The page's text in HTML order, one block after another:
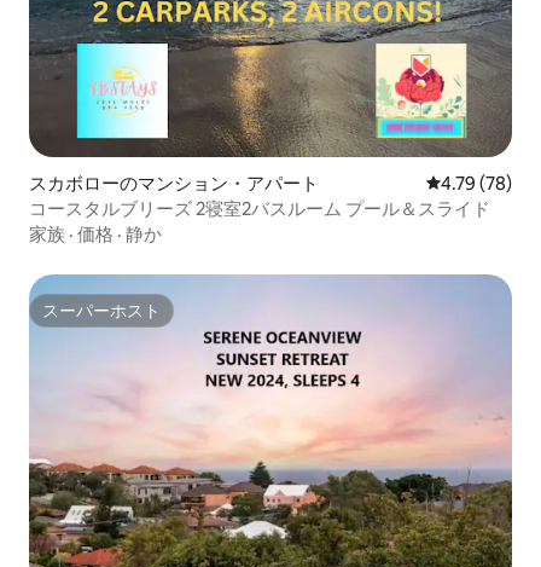
スカボローのマンション・アパート レビュー78
4.79 (78)
コースタルブリーズ 2寝室2バスルーム プール＆スライド
家族 · 価格 · 静か
スーパーホスト
スーパーホスト